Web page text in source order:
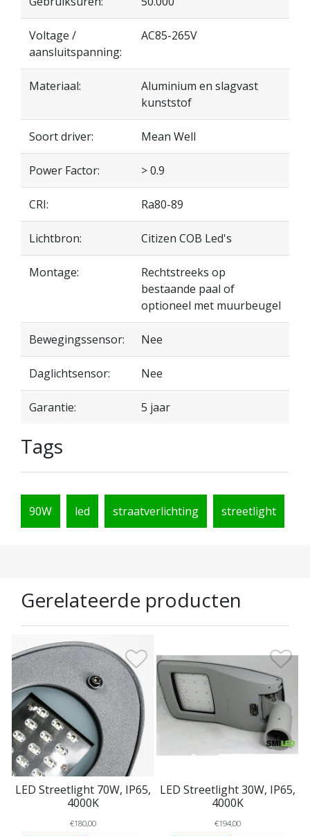
Voltage /
aansluitspanning:
AC85-265V
Materiaal:
Aluminium en slagvast
kunststof
Soort driver: Mean Well
Power Factor: > 0.9
CRI: Ra80-89
Lichtbron: Citizen COB Led's
Montage:
Rechtstreeks op
bestaande paal of
optioneel met muurbeugel
Bewegingssensor: Nee
Daglichtsensor: Nee
Garantie: 5 jaar
Tags
90W led straatverlichting streetlight
Gerelateerde producten
LED Streetlight 70W, IP65,
4000K
€180,00
LED Streetlight 30W, IP65,
4000K
€194,00